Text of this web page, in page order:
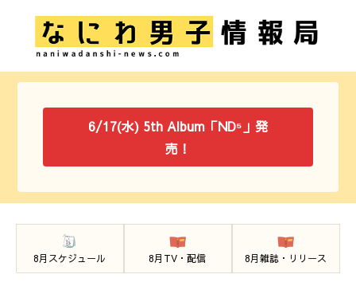
6/17(水) 5th Album「ND⁵」発
売！
8月スケジュール 8月TV・配信 8月雑誌・リリース